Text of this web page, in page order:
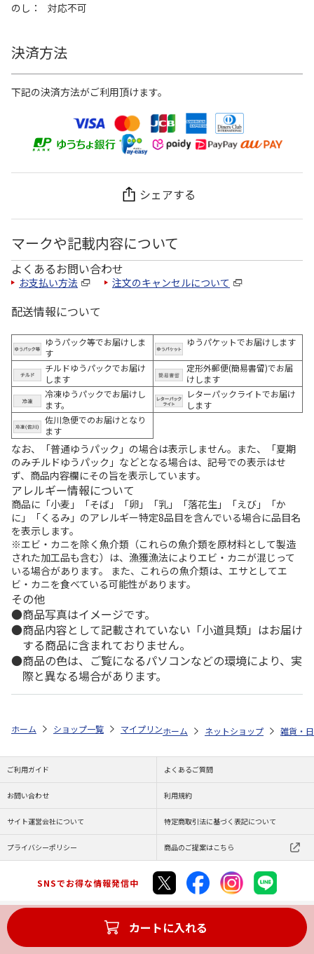
のし
対応不可
決済方法
下記の決済方法がご利用頂けます。
シェアする
マークや記載内容について
よくあるお問い合わせ
お支払い方法 注文のキャンセルについて
配送情報について
ゆうパック等でお届けしま
す
ゆうパケットでお届けします
チルドゆうパックでお届け
します
定形外郵便(簡易書留)でお届
けします
冷凍ゆうパックでお届けし
ます。
レターパックライトでお届け
します
佐川急便でのお届けとなり
ます
なお、「普通ゆうパック」の場合は表示しません。また、「夏期
のみチルドゆうパック」などとなる場合は、記号での表示はせ
ず、商品内容欄にその旨を表示しています。
アレルギー情報について
商品に「小麦」「そば」「卵」「乳」「落花生」「えび」「か
に」「くるみ」のアレルギー特定8品目を含んでいる場合に品目名
を表示します。
※エビ・カニを除く魚介類（これらの魚介類を原材料として製造
された加工品も含む）は、漁獲漁法によりエビ・カニが混じって
いる場合があります。 また、これらの魚介類は、エサとしてエ
ビ・カニを食べている可能性があります。
その他
商品写真はイメージです。
商品内容として記載されていない「小道具類」はお届け
する商品に含まれておりません。
商品の色は、ご覧になるパソコンなどの環境により、実
際と異なる場合があります。
カートに入れる
ホーム ショップ一覧 マイプリント シルエットプレート【ジャッ
ホーム ネットショップ 雑貨・
ご利用ガイド よくあるご質問
お問い合わせ 利用規約
サイト運営会社について 特定商取引法に基づく表記について
プライバシーポリシー 商品のご提案はこちら
SNSでお得な情報発信中